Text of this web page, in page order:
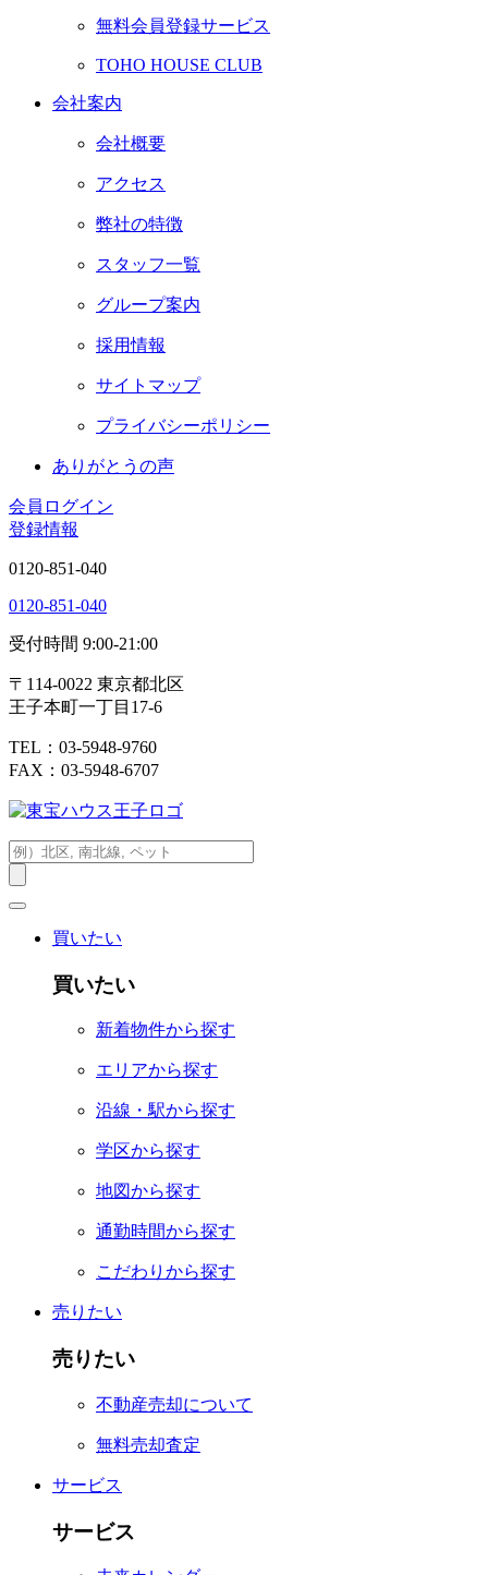
無料会員登録サービス
TOHO HOUSE CLUB
会社案内
会社概要
アクセス
弊社の特徴
スタッフ一覧
グループ案内
採用情報
サイトマップ
プライバシーポリシー
ありがとうの声
会員ログイン
登録情報
0120-851-040
0120-851-040
受付時間 9:00-21:00
〒114-0022 東京都北区
王子本町一丁目17-6
TEL：03-5948-9760
FAX：03-5948-6707
買いたい
買いたい
新着物件から探す
エリアから探す
沿線・駅から探す
学区から探す
地図から探す
通勤時間から探す
こだわりから探す
売りたい
売りたい
不動産売却について
無料売却査定
サービス
サービス